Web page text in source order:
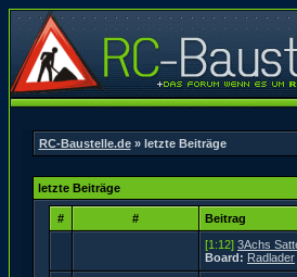
RC-Baustelle.de» letzte Beiträge
letzte Beiträge
# #
Beitrag
[1:12] 3Achs
Board: Radlader